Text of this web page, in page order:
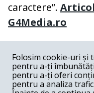
caractere”.
G4Media.ro
COMENTARII
Nume
Folosim cookie-uri și
pentru a-ți
pentru a-ți oferi
pentru a analiza